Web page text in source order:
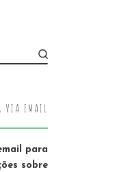
VIA EMAIL
para
sobre